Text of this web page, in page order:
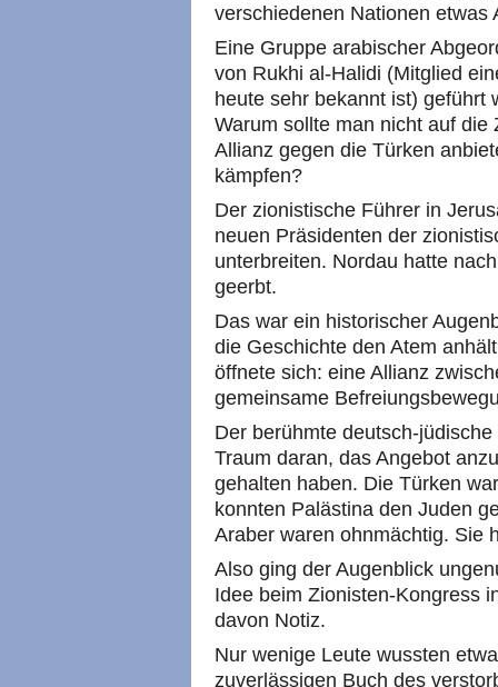
verschiedenen Nationen etwas
Eine Gruppe arabischer
von Rukhi al-Halidi (Mitglied
heute sehr bekannt ist) geführt
Warum sollte man nicht auf
Allianz gegen die Türken
kämpfen?
Der zionistische Führer in
neuen Präsidenten der
unterbreiten. Nordau hatte
geerbt.
Das war ein historischer
die Geschichte den Atem
öffnete sich: eine Allianz
gemeinsame
Der berühmte deutsch-
Traum daran, das Angebot
gehalten haben. Die Türken
konnten Palästina den Juden
Araber waren ohnmächtig. Sie
Also ging der Augenblick
Idee beim Zionisten-Kongress
davon Notiz.
Nur wenige Leute wussten
zuverlässigen Buch des